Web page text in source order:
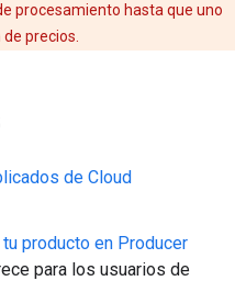
procesamiento hasta que uno
precios.
de Cloud
producto en Producer
para los usuarios de